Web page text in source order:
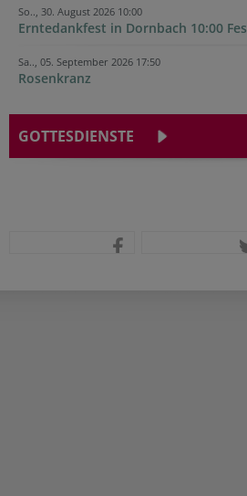
So.., 30. August 2026 10:00
Erntedankfest in Dornbach 10:00
Sa.., 05. September 2026 17:50
Rosenkranz
GOTTESDIENSTE